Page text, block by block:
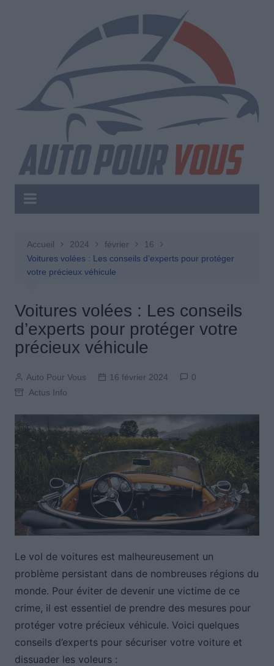
Accueil 2024 février
16
Voitures volées : Les conseils d’experts pour protéger
votre précieux véhicule
Voitures volées : Les conseils
d’experts pour protéger votre
précieux véhicule
Auto Pour Vous 16 février 2024
0
Actus Info
Le vol de voitures est malheureusement un
problème persistant dans de nombreuses régions du
monde. Pour éviter de devenir une victime de ce
crime, il est essentiel de prendre des mesures pour
protéger votre précieux véhicule. Voici quelques
conseils d’experts pour sécuriser votre voiture et
dissuader les voleurs :